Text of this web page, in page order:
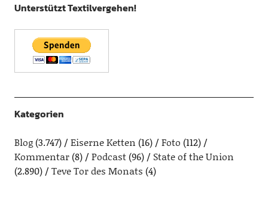
Unterstützt Textilvergehen!
Kategorien
Blog(3.747) Eiserne Ketten (16) Foto (112)
Kommentar(8) Podcast(96)
State of the Union
(2.890)
Teve Tor des Monats (4)